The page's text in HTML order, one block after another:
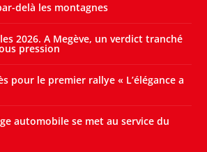
delà les montagnes
2026. A Megève, un verdict tranché
pression
pour le premier rallye « L’élégance a
automobile se met au service du